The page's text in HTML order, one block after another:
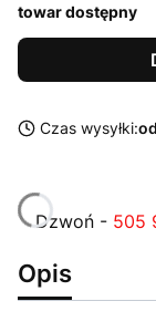
towar dostępny
Czas wysyłki:
Dzwoń - 505
Opis